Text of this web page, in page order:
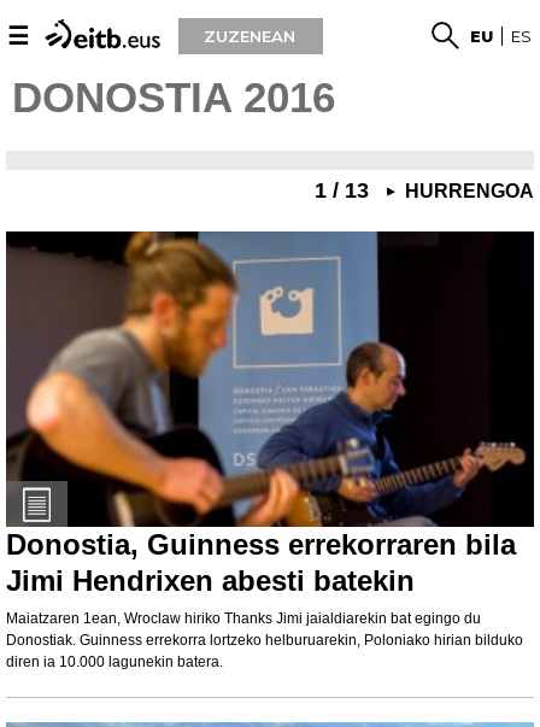
☰ ZUZENEAN EU ES
DONOSTIA 2016
1 / 13 HURRENGOA
Donostia, Guinness errekorraren bila
Jimi Hendrixen abesti batekin
Maiatzaren 1ean, Wroclaw hiriko Thanks Jimi jaialdiarekin bat egingo du
Donostiak. Guinness errekorra lortzeko helburuarekin, Poloniako hirian bilduko
diren ia 10.000 lagunekin batera.